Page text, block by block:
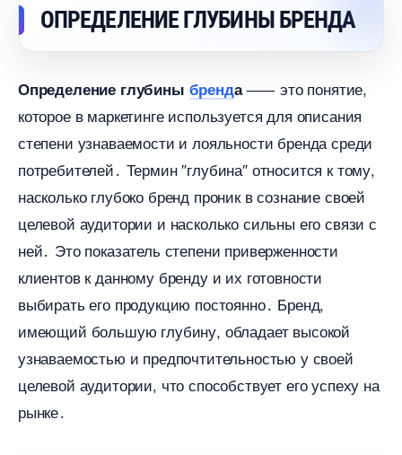
ОПРЕДЕЛЕНИЕ ГЛУБИНЫ БРЕНДА
Определение глубины ренда⸺ это понятие,
которое в маркетинге используется для описания
степени узнаваемости и лояльности бренда среди
потребителей․ Термин ″глубина″ относится к тому,
насколько глубоко бренд проник в сознание своей
целевой аудитории и насколько сильны его связи с
ней․ Это показатель степени приверженности
клиентов к данному бренду и их готовности
ыбирать его продукцию постоянно․ Бренд,
имеющий большую глубину, обладает высокой
узнаваемостью и предпочтительностью у своей
целевой аудитории, что способствует его успеху на
рынке․